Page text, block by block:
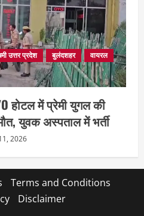
उत्तर प्रदेश बुलंदशहर
वायरल
होटल में प्रेमी युगल की
युवक अस्पताल में भर्ती
2026
Terms and Conditions
Disclaimer